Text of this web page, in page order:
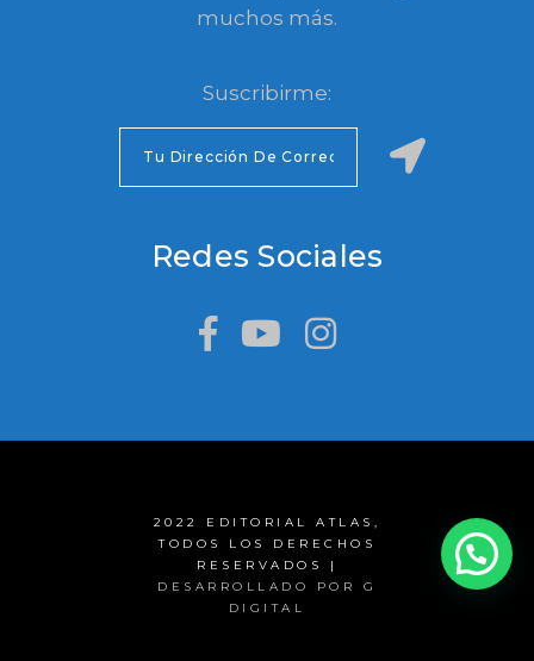
muchos más.
Suscribirme:
Redes Sociales
2022 EDITORIAL ATLAS,
TODOS LOS DERECHOS
RESERVADOS |
DESARROLLADO POR G
DIGITAL